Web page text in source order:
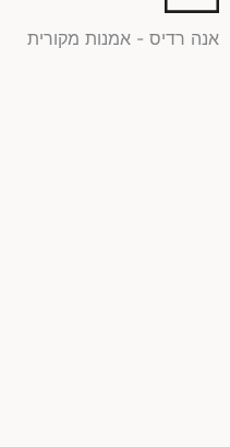
אנה רדיס - אמנות מקורית